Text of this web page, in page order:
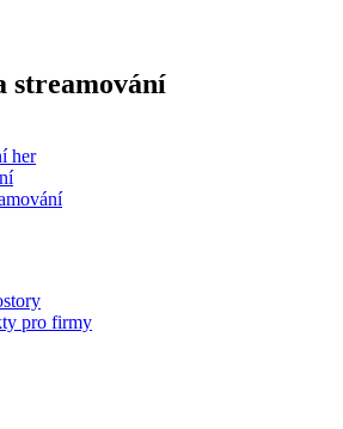
streamování
her
pro firmy